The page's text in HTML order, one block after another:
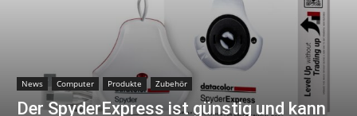
News Computer Produkte Zubehör
Der SpyderExpress ist günstig und kann